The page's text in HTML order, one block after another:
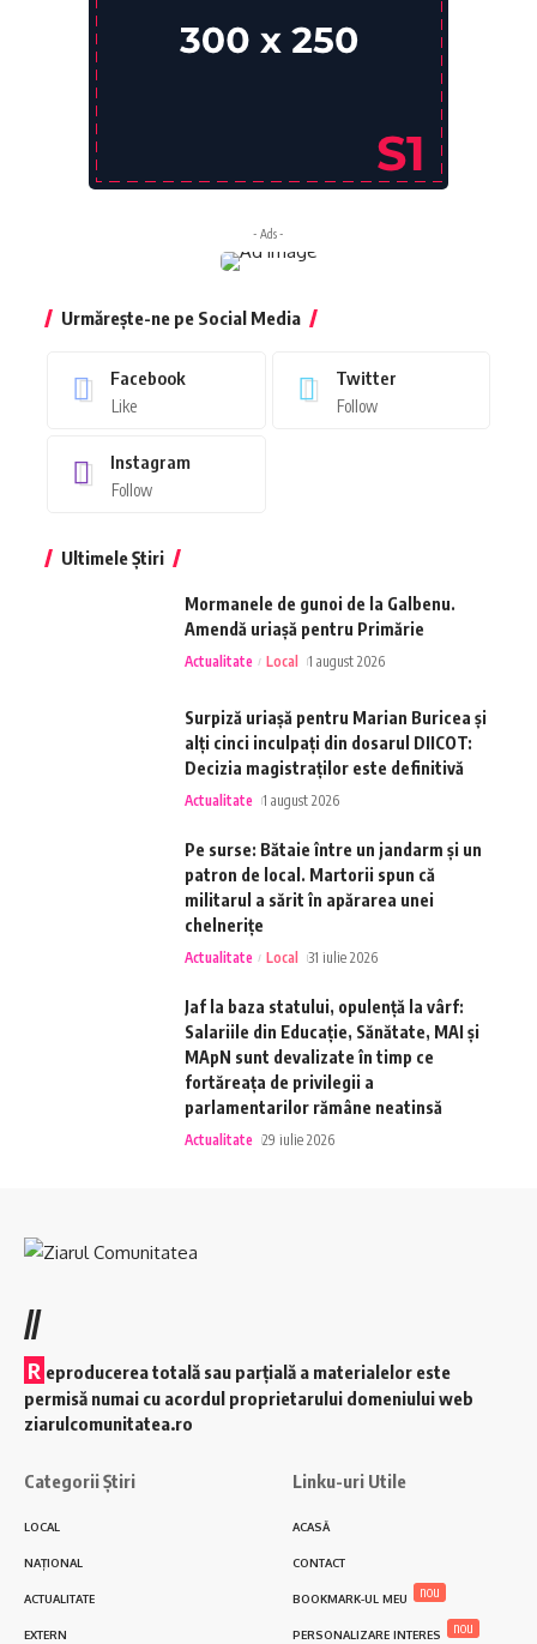
- Ads -
Urmărește-ne pe Social Media
Facebook
Like
Twitter
Follow
Instagram
Follow
Ultimele Știri
Mormanele de gunoi de la Galbenu.
Amendă uriașă pentru Primărie
Actualitate Local 1 august 2026
Surpiză uriașă pentru Marian Buricea și
alți cinci inculpați din dosarul DIICOT:
Decizia magistraților este definitivă
Actualitate 1 august 2026
Pe surse: Bătaie între un jandarm și un
patron de local. Martorii spun că
militarul a sărit în apărarea unei
chelnerițe
Actualitate Local 31 iulie 2026
Jaf la baza statului, opulență la vârf:
Salariile din Educație, Sănătate, MAI și
MApN sunt devalizate în timp ce
fortăreața de privilegii a
parlamentarilor rămâne neatinsă
Actualitate 29 iulie 2026
//
R eproducerea totală sau parțială a materialelor este
permisă numai cu acordul proprietarului domeniului web
ziarulcomunitatea.ro
Categorii Știri
LOCAL
NAȚIONAL
ACTUALITATE
EXTERN
Linku-uri Utile
ACASĂ
CONTACT
BOOKMARK-UL MEU nou
PERSONALIZARE INTERES nou